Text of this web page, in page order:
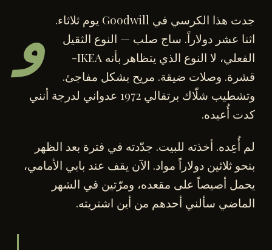
و
جدت هذا الكرسي في Goodwill يوم ثلاثاء.
اثنا عشر دولاراً. ساج صلب — النوع الثقيل
الفعلي، لا النوع الذي يتظاهر بأنه IKEA-
قشرة. وصلات ضيقة. مريح بشكل مفاجئ.
وتشطيب شلّاك برتقالي 1972 عدواني لدرجة أنني
كدت أُعيده.
لم أُعِده. أخذته للبيت. جدّدته في فترة بعد الظهر
بنحو ثلاثين دولاراً مواد. الآن يقف عند بابي الأمامي،
يحمل أصيصاً على مقعده، ومرّتين في الشهر
الماضي سألني أحدهم من أين اشتريته.